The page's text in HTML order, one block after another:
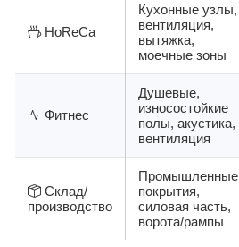
HoReCa
Кухонные узлы,
вентиляция,
вытяжка,
моечные зоны
Фитнес
Душевые,
износостойкие
полы, акустика,
вентиляция
Склад/
производство
Промышленные
покрытия,
силовая часть,
ворота/рампы